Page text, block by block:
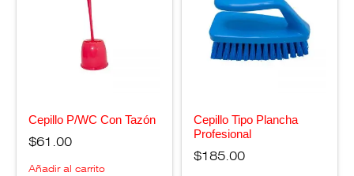
Cepillo P/WC Con Tazón
$61.00
Añadir al carrito
Cepillo Tipo Plancha
Profesional
$185.00